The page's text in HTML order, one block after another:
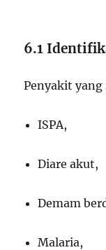
6.1
Penyakit
ISPA,
Diare akut,
Demam
Malaria,